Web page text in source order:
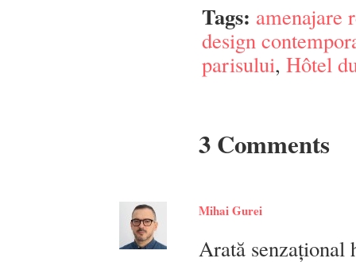
Tags: amenajare
design
parisului, Hôtel
3 Comments
Mihai Gurei
Arată senzațional